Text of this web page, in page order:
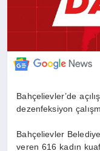
Bahçelievler’de
dezenfeksiyon
Bahçelievler
veren 616 kadın